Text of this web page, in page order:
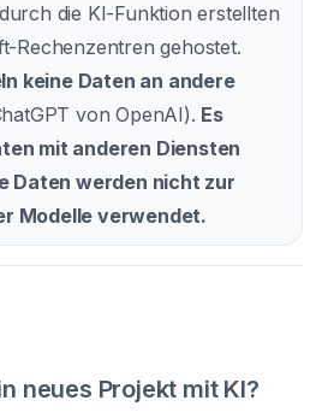
die KI-Funktion erstellten
Rechenzentren gehostet.
keine Daten an andere
von OpenAI). Es
mit anderen Diensten
Daten werden nicht zur
Modelle verwendet.
neues Projekt mit KI?